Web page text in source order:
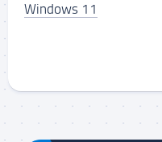
Windows 11